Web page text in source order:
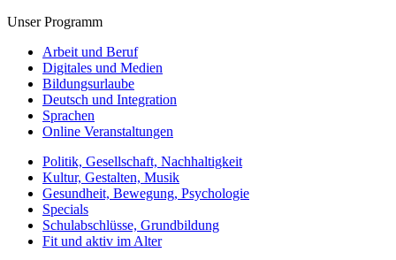
Unser Programm
Arbeit und Beruf
Digitales und Medien
Bildungsurlaube
Deutsch und Integration
Sprachen
Online Veranstaltungen
Politik, Gesellschaft, Nachhaltigkeit
Kultur, Gestalten, Musik
Gesundheit, Bewegung, Psychologie
Specials
Schulabschlüsse, Grundbildung
Fit und aktiv im Alter